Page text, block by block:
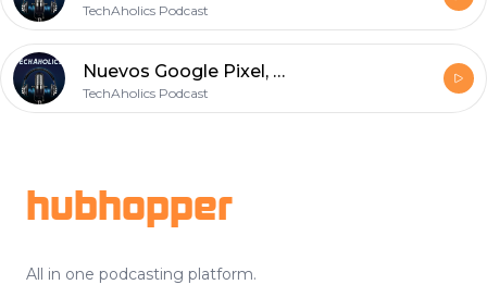
TechAholics Podcast
Nuevos Google Pixel, Nest Audio, Chromecast (tenemos 1) - Evento de Apple (iPhone 12) y rumores
TechAholics Podcast
hubhopper
All in one podcasting platform.